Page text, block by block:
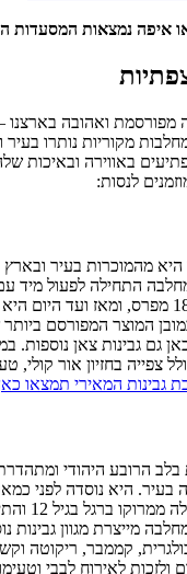
נמצאות המסעדות
מפורסמת ואהובה בארצנו
שתי מחלבות מקוריות נותרו
באווירה ובאיכות
לנסות:
מהמוכרות בעיר ובארץ
התחילה לפעול מיד
מאיר ארזוני בשנת 1840 מפרס, ומאז
המוצר המפורסם
גם גבינות צאן נוספות.
צפייה בחזיון אור קולי,
גבינות המאירי תמצאו
הרובע היהודי ומתהדרת
היא נוסדה לפני
רבא של
מייצרת מגוון גבינות
קממבר, ריקוטה
ולזכות לאירוח לבבי